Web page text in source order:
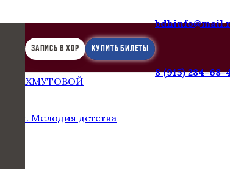
ЗАПИСЬ В ХОР КУПИТЬ БИЛЕТЫ
8 (915) 284-68-
ПАХМУТОВОЙ
Мелодия детства